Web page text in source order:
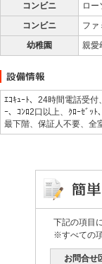
コンビニ
ロー
コンビニ
ファ
幼稚園
親愛
ｴｺｷｭｰﾄ、24時間電話受付
ｰ、ｺﾝﾛ2口以上、ｸﾛｰｾﾞｯﾄ
最下階、保証人不要、全
下記の項目
※すべての
お問合せ